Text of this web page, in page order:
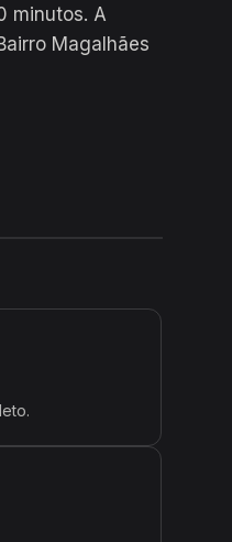
minutos. A
Magalhães